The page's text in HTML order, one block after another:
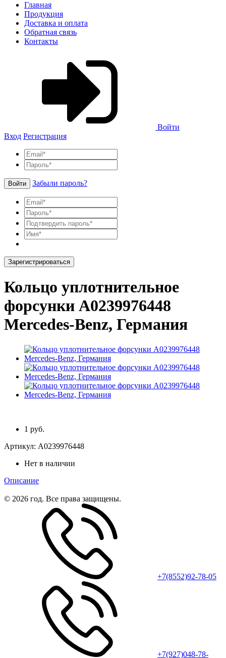
Главная
Продукция
Доставка и оплата
Обратная связь
Контакты
Войти
Вход Регистрация
Войти Забыли пароль?
Зарегистрироваться
Кольцо уплотнительное
форсунки A0239976448
Mercedes-Benz, Германия
1 руб.
Артикул: A0239976448
Нет в наличии
Описание
© 2026 год. Все права защищены.
+7(8552)92-78-05
+7(927)048-78-